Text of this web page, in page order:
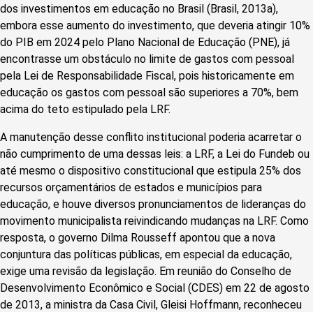
dos investimentos em educação no Brasil (Brasil, 2013a),
embora esse aumento do investimento, que deveria atingir 10%
do PIB em 2024 pelo Plano Nacional de Educação (PNE), já
encontrasse um obstáculo no limite de gastos com pessoal
pela Lei de Responsabilidade Fiscal, pois historicamente em
educação os gastos com pessoal são superiores a 70%, bem
acima do teto estipulado pela LRF.
A manutenção desse conflito institucional poderia acarretar o
não cumprimento de uma dessas leis: a LRF, a Lei do Fundeb ou
até mesmo o dispositivo constitucional que estipula 25% dos
recursos orçamentários de estados e municípios para
educação, e houve diversos pronunciamentos de lideranças do
movimento municipalista reivindicando mudanças na LRF. Como
resposta, o governo Dilma Rousseff apontou que a nova
conjuntura das políticas públicas, em especial da educação,
exige uma revisão da legislação. Em reunião do Conselho de
Desenvolvimento Econômico e Social (CDES) em 22 de agosto
de 2013, a ministra da Casa Civil, Gleisi Hoffmann, reconheceu